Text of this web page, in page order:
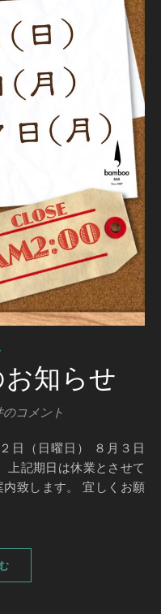
知らせ
コメント
上記期日は休業とさせて
致します。 宜しくお願